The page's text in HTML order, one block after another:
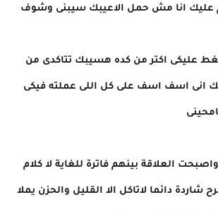
عليك انا مش حمل الاعيبك سيبنى وشوف
عليكى اكتر من كده هسيبك تتاكدى من
انى اسف اسف على كل اللى عملته فيكى
العلاقة بينهم فاترة للغاية لا كلام
شاردة دائما لاتاكل الا القليل والحزن يملا